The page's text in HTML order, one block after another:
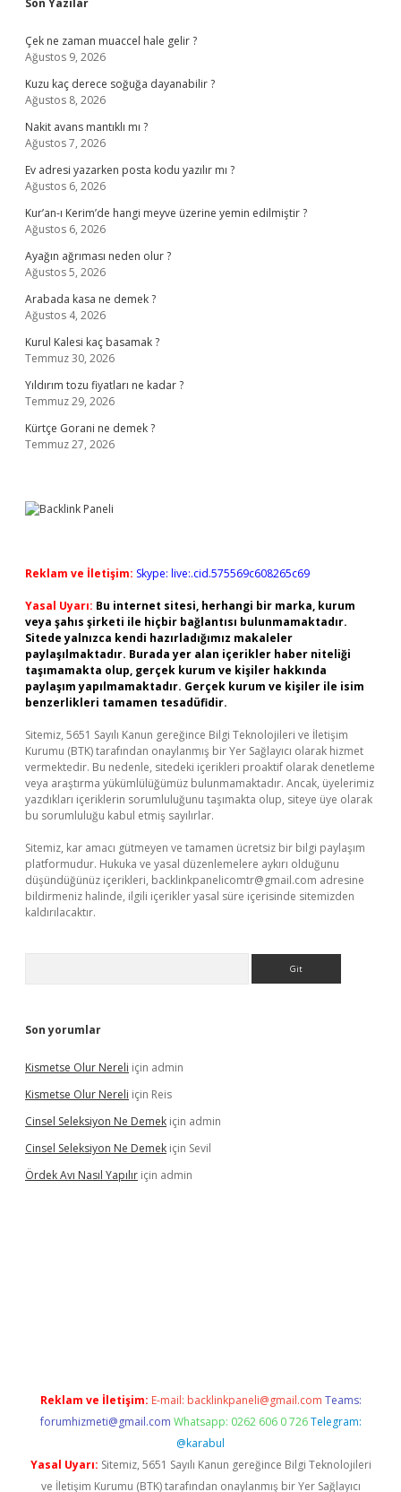
Sidebar
Son Yazılar
Çek ne zaman muaccel hale gelir ?
Ağustos 9, 2026
Kuzu kaç derece soğuğa dayanabilir ?
Ağustos 8, 2026
Nakit avans mantıklı mı ?
Ağustos 7, 2026
Ev adresi yazarken posta kodu yazılır mı ?
Ağustos 6, 2026
Kur’an-ı Kerim’de hangi meyve üzerine yemin edilmiştir ?
Ağustos 6, 2026
Ayağın ağrıması neden olur ?
Ağustos 5, 2026
Arabada kasa ne demek ?
Ağustos 4, 2026
Kurul Kalesi kaç basamak ?
Temmuz 30, 2026
Yıldırım tozu fiyatları ne kadar ?
Temmuz 29, 2026
Kürtçe Gorani ne demek ?
Temmuz 27, 2026
Reklam ve İletişim: Skype: live:.cid.575569c608265c69
Yasal Uyarı: Bu internet sitesi, herhangi bir marka, kurum
veya şahıs şirketi ile hiçbir bağlantısı bulunmamaktadır.
Sitede yalnızca kendi hazırladığımız makaleler
paylaşılmaktadır. Burada yer alan içerikler haber niteliği
taşımamakta olup, gerçek kurum ve kişiler hakkında
paylaşım yapılmamaktadır. Gerçek kurum ve kişiler ile isim
benzerlikleri tamamen tesadüfidir.
Sitemiz, 5651 Sayılı Kanun gereğince Bilgi Teknolojileri ve İletişim
Kurumu (BTK) tarafından onaylanmış bir Yer Sağlayıcı olarak hizmet
vermektedir. Bu nedenle, sitedeki içerikleri proaktif olarak denetleme
veya araştırma yükümlülüğümüz bulunmamaktadır. Ancak, üyelerimiz
yazdıkları içeriklerin sorumluluğunu taşımakta olup, siteye üye olarak
bu sorumluluğu kabul etmiş sayılırlar.
Sitemiz, kar amacı gütmeyen ve tamamen ücretsiz bir bilgi paylaşım
platformudur. Hukuka ve yasal düzenlemelere aykırı olduğunu
düşündüğünüz içerikleri, backlinkpanelicomtr@gmail.com adresine
bildirmeniz halinde, ilgili içerikler yasal süre içerisinde sitemizden
kaldırılacaktır.
Son yorumlar
Kismetse Olur Nereli için admin
Kismetse Olur Nereli için Reis
Cinsel Seleksiyon Ne Demek için admin
Cinsel Seleksiyon Ne Demek için Sevil
Ördek Avı Nasıl Yapılır için admin
Reklam ve İletişim: E-mail: backlinkpaneli@gmail.com Teams:
forumhizmeti@gmail.com Whatsapp: 0262 606 0 726 Telegram:
@karabul
Yasal Uyarı: Sitemiz, 5651 Sayılı Kanun gereğince Bilgi Teknolojileri
ve İletişim Kurumu (BTK) tarafından onaylanmış bir Yer Sağlayıcı